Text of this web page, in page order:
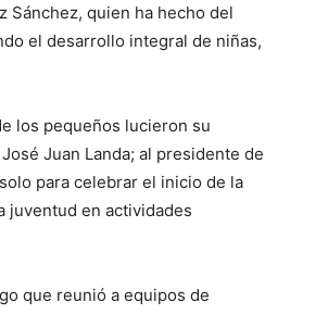
Sánchez, quien ha hecho del
el desarrollo integral de niñas,
los pequeños lucieron su
Juan Landa; al presidente de
para celebrar el inicio de la
juventud en actividades
que reunió a equipos de